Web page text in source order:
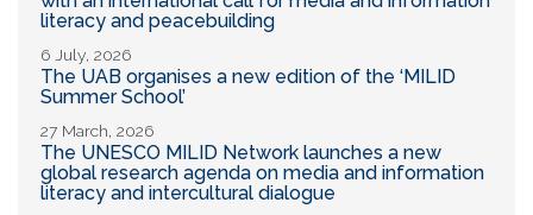
literacy and peacebuilding
6 July, 2026
The UAB organises a new edition of the ‘MILID
Summer School’
27 March, 2026
The UNESCO MILID Network launches a new
global research agenda on media and information
literacy and intercultural dialogue